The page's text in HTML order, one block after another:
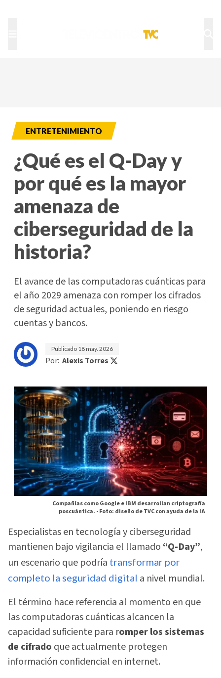
ENTRETENIMIENTO
¿Qué es el Q-Day y
por qué es la mayor
amenaza de
ciberseguridad de la
historia?
El avance de las computadoras cuánticas para
el año 2029 amenaza con romper los cifrados
de seguridad actuales, poniendo en riesgo
cuentas y bancos.
Publicado 18 may. 2026
Por: Alexis Torres
Compañías como Google e IBM desarrollan criptografía
poscuántica. -Foto: diseño de TVC con ayuda de la IA
Especialistas en tecnología y ciberseguridad
mantienen bajo vigilancia el llamado “Q-Day”,
un escenario que podría transformar por
completo la seguridad digital a nivel mundial.
El término hace referencia al momento en que
las computadoras cuánticas alcancen la
capacidad suficiente para romper los sistemas
de cifrado que actualmente protegen
información confidencial en internet.